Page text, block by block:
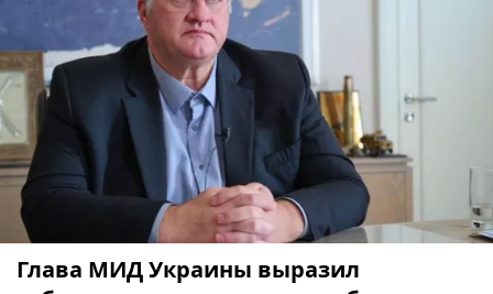
Глава МИД Украины выразил